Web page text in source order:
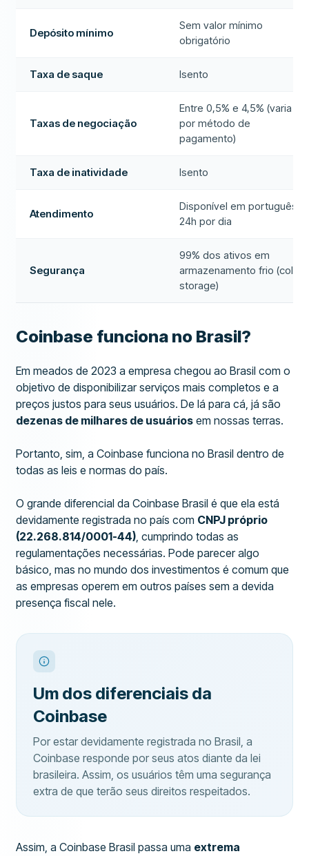
Depósito mínimo
Sem valor mínimo
obrigatório
Taxa de saque Isento
Taxas de negociação
Entre 0,5% e 4,5% (varia
por método de
pagamento)
Taxa de inatividade Isento
Atendimento
Disponível em português,
24h por dia
Segurança
99% dos ativos em
armazenamento frio (cold
storage)
Coinbase funciona no Brasil?
Em meados de 2023 a empresa chegou ao Brasil com o
objetivo de disponibilizar serviços mais completos e a
preços justos para seus usuários. De lá para cá, já são
dezenas de milhares de usuários em nossas terras.
Portanto, sim, a Coinbase funciona no Brasil dentro de
todas as leis e normas do país.
O grande diferencial da Coinbase Brasil é que ela está
devidamente registrada no país com CNPJ próprio
(22.268.814/0001-44), cumprindo todas as
regulamentações necessárias. Pode parecer algo
básico, mas no mundo dos investimentos é comum que
as empresas operem em outros países sem a devida
presença fiscal nele.
Um dos diferenciais da
Coinbase
Por estar devidamente registrada no Brasil, a
Coinbase responde por seus atos diante da lei
brasileira. Assim, os usuários têm uma segurança
extra de que terão seus direitos respeitados.
Assim, a Coinbase Brasil passa uma extrema